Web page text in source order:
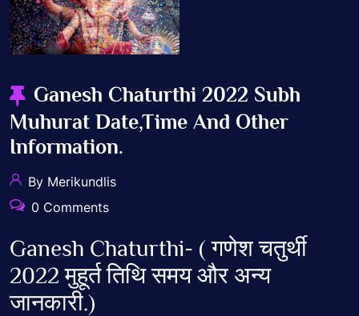
Ganesh Chaturthi 2022 Subh
Muhurat Date,Time And Other
Information.
By Merikundlis
0 Comments
Ganesh Chaturthi- ( गणेश चतुर्थी
2022 मुहूर्त तिथि समय और अन्य
जानकारी.)